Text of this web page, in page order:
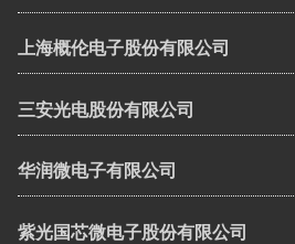
上海概伦电子股份有限公司
三安光电股份有限公司
华润微电子有限公司
紫光国芯微电子股份有限公司